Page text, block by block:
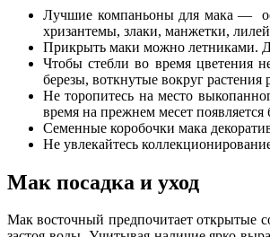
Лучшие компаньоны для мака —
хризантемы, злаки, манжетки,
Прикрыть маки можно летниками.
Чтобы стебли во время цветения
березы, воткнутые вокруг
Не торопитесь на место
время на прежнем месет
Семенные коробочки мака
Не увлекайтесь
Мак посадка и уход
Мак восточный предпочитает открытые